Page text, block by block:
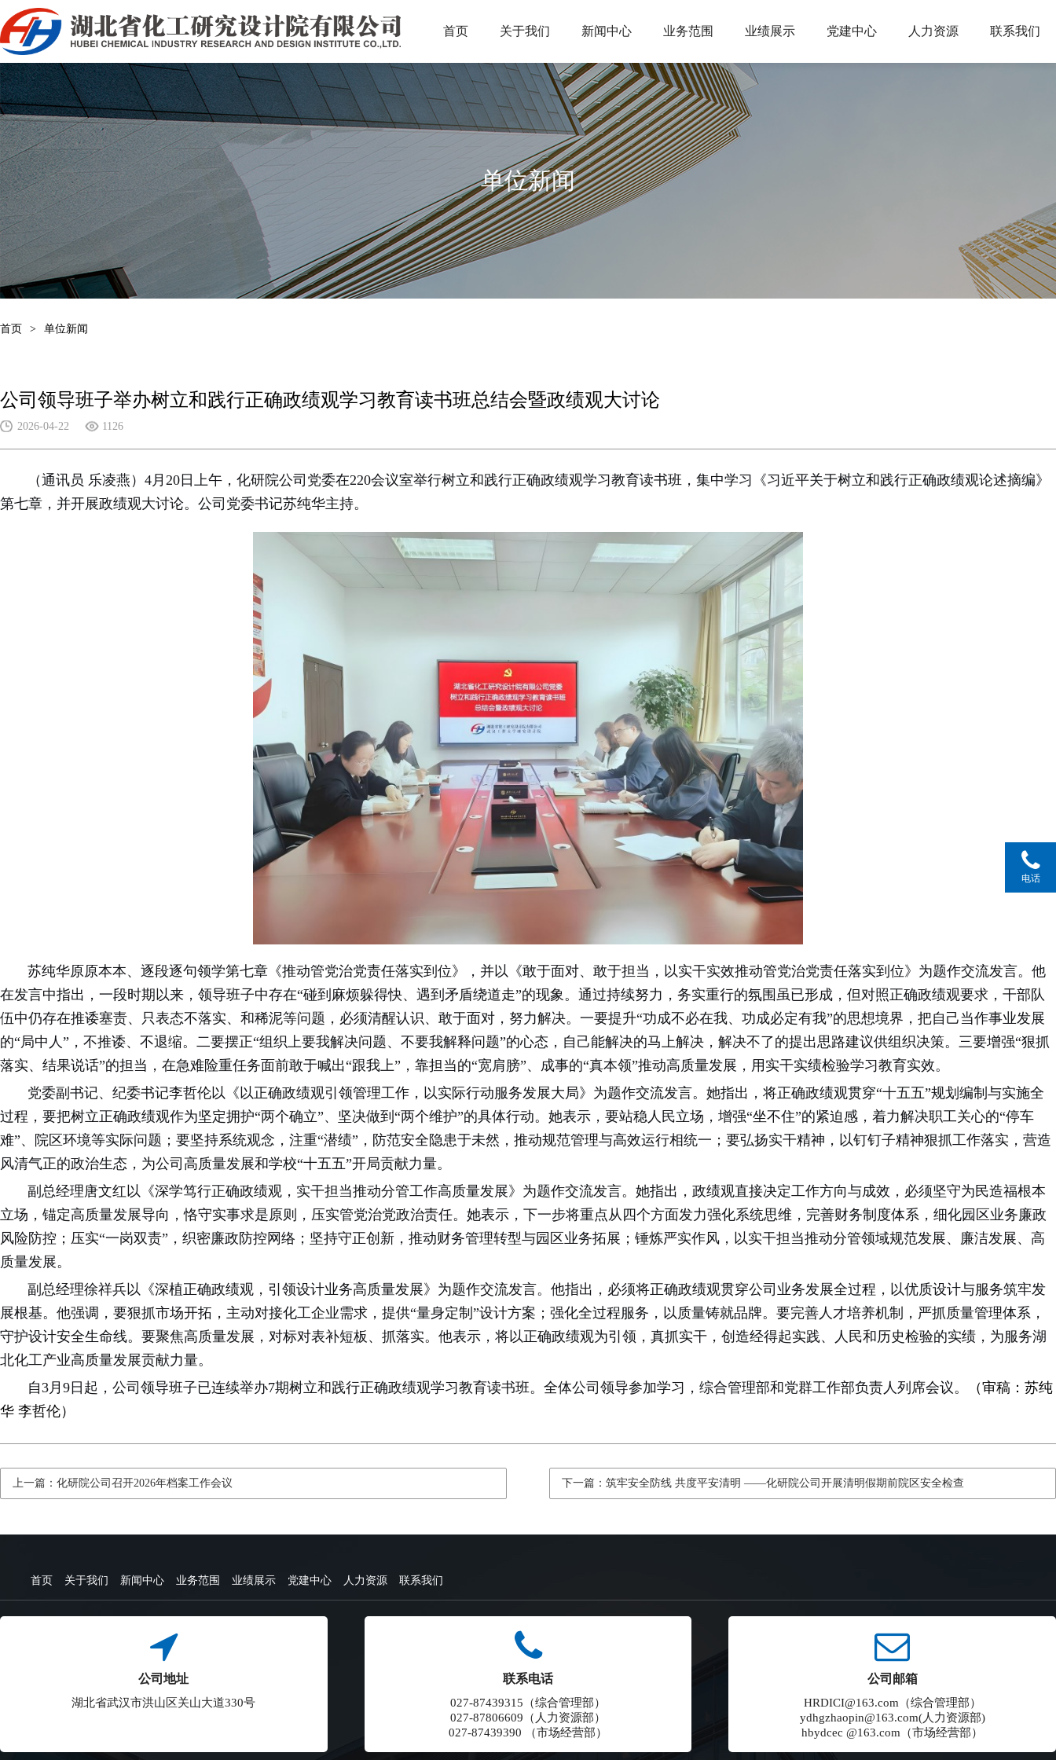
首页 关于我们 新闻中心 业务范围 业绩展示 党建中心 人力资源 联系我们
单位新闻
首页 > 单位新闻
公司领导班子举办树立和践行正确政绩观学习教育读书班总结会暨政绩观大讨论
2026-04-22 1126
（通讯员 乐凌燕）4月20日上午，化研院公司党委在220会议室举行树立和践行正确政绩观学习教育读书班，集中学习《习近平关于树立和践行正确政绩观论述摘编》
第七章，并开展政绩观大讨论。公司党委书记苏纯华主持。
苏纯华原原本本、逐段逐句领学第七章《推动管党治党责任落实到位》，并以《敢于面对、敢于担当，以实干实效推动管党治党责任落实到位》为题作交流发言。他
在发言中指出，一段时期以来，领导班子中存在“碰到麻烦躲得快、遇到矛盾绕道走”的现象。通过持续努力，务实重行的氛围虽已形成，但对照正确政绩观要求，干部队
伍中仍存在推诿塞责、只表态不落实、和稀泥等问题，必须清醒认识、敢于面对，努力解决。一要提升“功成不必在我、功成必定有我”的思想境界，把自己当作事业发展
的“局中人”，不推诿、不退缩。二要摆正“组织上要我解决问题、不要我解释问题”的心态，自己能解决的马上解决，解决不了的提出思路建议供组织决策。三要增强“狠抓
落实、结果说话”的担当，在急难险重任务面前敢于喊出“跟我上”，靠担当的“宽肩膀”、成事的“真本领”推动高质量发展，用实干实绩检验学习教育实效。
党委副书记、纪委书记李哲伦以《以正确政绩观引领管理工作，以实际行动服务发展大局》为题作交流发言。她指出，将正确政绩观贯穿“十五五”规划编制与实施全
过程，要把树立正确政绩观作为坚定拥护“两个确立”、坚决做到“两个维护”的具体行动。她表示，要站稳人民立场，增强“坐不住”的紧迫感，着力解决职工关心的“停车
难”、院区环境等实际问题；要坚持系统观念，注重“潜绩”，防范安全隐患于未然，推动规范管理与高效运行相统一；要弘扬实干精神，以钉钉子精神狠抓工作落实，营造
风清气正的政治生态，为公司高质量发展和学校“十五五”开局贡献力量。
副总经理唐文红以《深学笃行正确政绩观，实干担当推动分管工作高质量发展》为题作交流发言。她指出，政绩观直接决定工作方向与成效，必须坚守为民造福根本
立场，锚定高质量发展导向，恪守实事求是原则，压实管党治党政治责任。她表示，下一步将重点从四个方面发力强化系统思维，完善财务制度体系，细化园区业务廉政
风险防控；压实“一岗双责”，织密廉政防控网络；坚持守正创新，推动财务管理转型与园区业务拓展；锤炼严实作风，以实干担当推动分管领域规范发展、廉洁发展、高
质量发展。
副总经理徐祥兵以《深植正确政绩观，引领设计业务高质量发展》为题作交流发言。他指出，必须将正确政绩观贯穿公司业务发展全过程，以优质设计与服务筑牢发
展根基。他强调，要狠抓市场开拓，主动对接化工企业需求，提供“量身定制”设计方案；强化全过程服务，以质量铸就品牌。要完善人才培养机制，严抓质量管理体系，
守护设计安全生命线。要聚焦高质量发展，对标对表补短板、抓落实。他表示，将以正确政绩观为引领，真抓实干，创造经得起实践、人民和历史检验的实绩，为服务湖
北化工产业高质量发展贡献力量。
自3月9日起，公司领导班子已连续举办7期树立和践行正确政绩观学习教育读书班。全体公司领导参加学习，综合管理部和党群工作部负责人列席会议。
（审稿：苏纯
华 李哲伦）
上一篇：化研院公司召开2026年档案工作会议 下一篇：筑牢安全防线 共度平安清明 ——化研院公司开展清明假期前院区安全检查
首页 关于我们 新闻中心 业务范围 业绩展示 党建中心 人力资源 联系我们
公司地址
湖北省武汉市洪山区关山大道330号
联系电话
027-87439315（综合管理部）
027-87806609（人力资源部）
027-87439390 （市场经营部）
公司邮箱
HRDICI@163.com（综合管理部）
ydhgzhaopin@163.com(人力资源部)
hbydcec @163.com（市场经营部）
电话